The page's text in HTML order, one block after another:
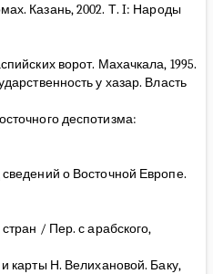
Казань, 2002. Т. I: Народы
ворот. Махачкала, 1995.
у хазар. Власть
деспотизма:
о Восточной Европе.
/ Пер. с арабского,
карты Н. Велихановой. Баку,